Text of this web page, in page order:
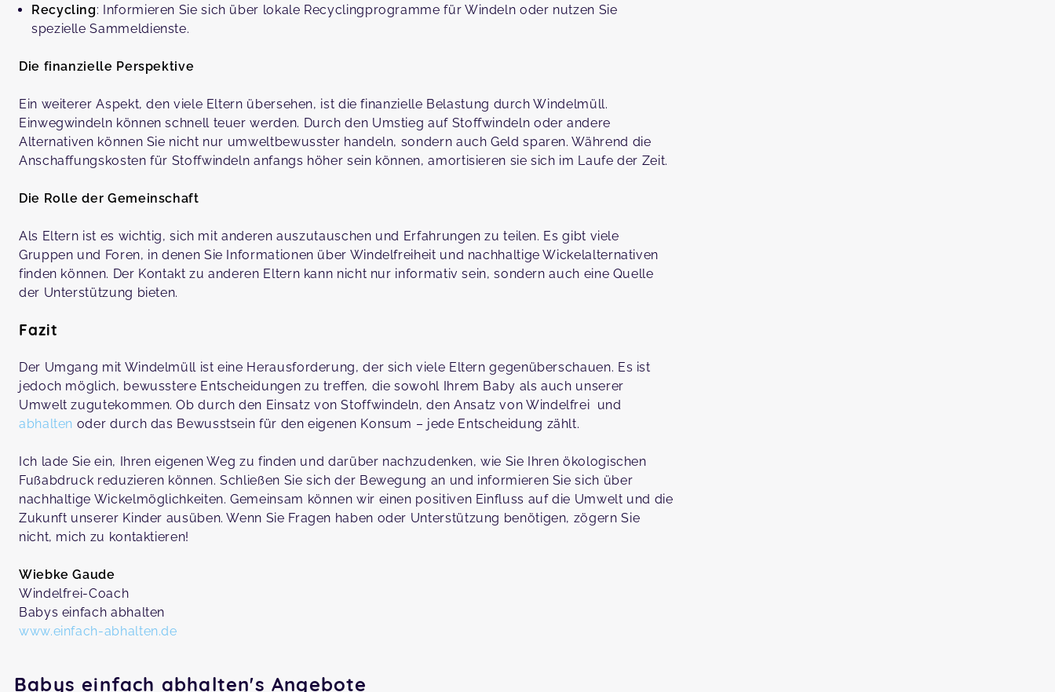
Recycling: Informieren Sie sich über lokale Recyclingprogramme für Windeln oder nutzen Sie
spezielle Sammeldienste.
Die finanzielle Perspektive
Ein weiterer Aspekt, den viele Eltern übersehen, ist die finanzielle Belastung durch Windelmüll.
Einwegwindeln können schnell teuer werden. Durch den Umstieg auf Stoffwindeln oder andere
Alternativen können Sie nicht nur umweltbewusster handeln, sondern auch Geld sparen. Während die
Anschaffungskosten für Stoffwindeln anfangs höher sein können, amortisieren sie sich im Laufe der Zeit.
Die Rolle der Gemeinschaft
Als Eltern ist es wichtig, sich mit anderen auszutauschen und Erfahrungen zu teilen. Es gibt viele
Gruppen und Foren, in denen Sie Informationen über Windelfreiheit und nachhaltige Wickelalternativen
finden können. Der Kontakt zu anderen Eltern kann nicht nur informativ sein, sondern auch eine Quelle
der Unterstützung bieten.
Fazit
Der Umgang mit Windelmüll ist eine Herausforderung, der sich viele Eltern gegenüberschauen. Es ist
jedoch möglich, bewusstere Entscheidungen zu treffen, die sowohl Ihrem Baby als auch unserer
Umwelt zugutekommen. Ob durch den Einsatz von Stoffwindeln, den Ansatz von Windelfrei und
abhalten oder durch das Bewusstsein für den eigenen Konsum – jede Entscheidung zählt.
Ich lade Sie ein, Ihren eigenen Weg zu finden und darüber nachzudenken, wie Sie Ihren ökologischen
Fußabdruck reduzieren können. Schließen Sie sich der Bewegung an und informieren Sie sich über
nachhaltige Wickelmöglichkeiten. Gemeinsam können wir einen positiven Einfluss auf die Umwelt und die
Zukunft unserer Kinder ausüben. Wenn Sie Fragen haben oder Unterstützung benötigen, zögern Sie
nicht, mich zu kontaktieren!
Wiebke Gaude
Windelfrei-Coach
Babys einfach abhalten
www.einfach-abhalten.de
Babys einfach abhalten's Angebote